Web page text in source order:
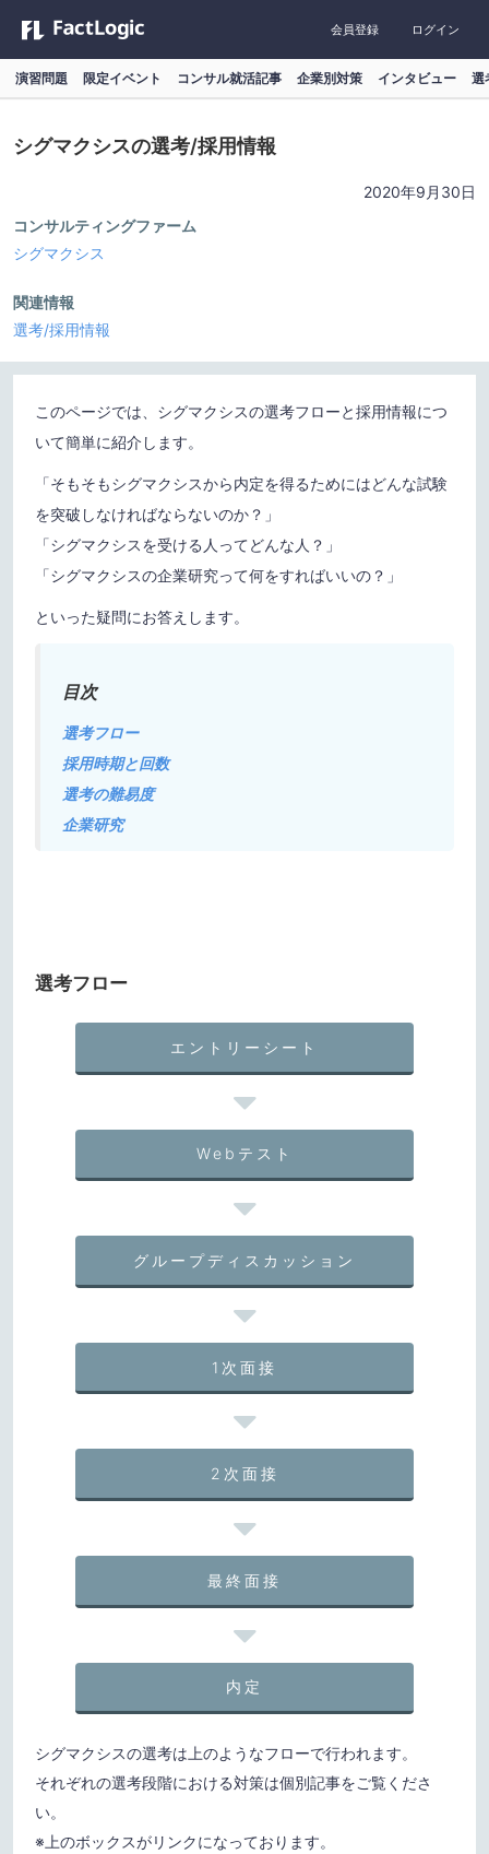
会員登録 ログイン
演習問題 限定イベント コンサル就活記事 企業別対策 インタビュー 選
シグマクシスの選考/採用情報
2020年9月30日
コンサルティングファーム
シグマクシス
関連情報
選考/採用情報
このページでは、シグマクシスの選考フローと採用情報につ
いて簡単に紹介します。
「そもそもシグマクシスから内定を得るためにはどんな試験
を突破しなければならないのか？」
「シグマクシスを受ける人ってどんな人？」
「シグマクシスの企業研究って何をすればいいの？」
といった疑問にお答えします。
目次
選考フロー
採用時期と回数
選考の難易度
企業研究
選考フロー
エントリーシート
Webテスト
グループディスカッション
1次面接
2次面接
最終面接
内定
シグマクシスの選考は上のようなフローで行われます。
それぞれの選考段階における対策は個別記事をご覧くださ
い。
※上のボックスがリンクになっております。